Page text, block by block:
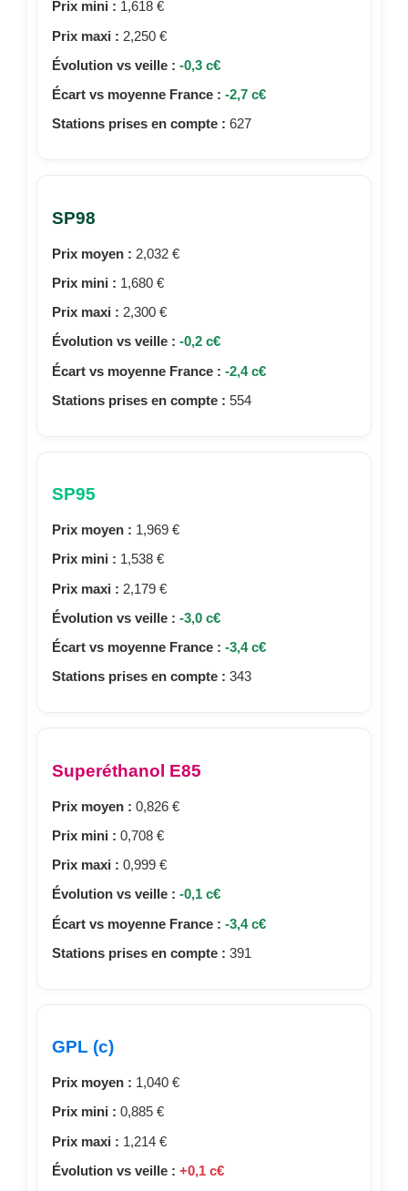
Prix mini : 1,618 €
Prix maxi : 2,250 €
Évolution vs veille : -0,3 c€
Écart vs moyenne France : -2,7 c€
Stations prises en compte : 627
SP98
Prix moyen : 2,032 €
Prix mini : 1,680 €
Prix maxi : 2,300 €
Évolution vs veille : -0,2 c€
Écart vs moyenne France : -2,4 c€
Stations prises en compte : 554
SP95
Prix moyen : 1,969 €
Prix mini : 1,538 €
Prix maxi : 2,179 €
Évolution vs veille : -3,0 c€
Écart vs moyenne France : -3,4 c€
Stations prises en compte : 343
Superéthanol E85
Prix moyen : 0,826 €
Prix mini : 0,708 €
Prix maxi : 0,999 €
Évolution vs veille : -0,1 c€
Écart vs moyenne France : -3,4 c€
Stations prises en compte : 391
GPL (c)
Prix moyen : 1,040 €
Prix mini : 0,885 €
Prix maxi : 1,214 €
Évolution vs veille : +0,1 c€